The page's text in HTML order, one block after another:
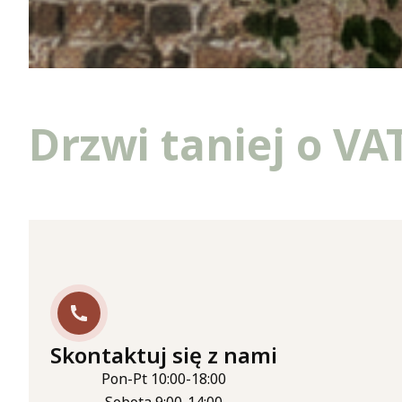
Drzwi taniej o
Skontaktuj się z nami
Pon-Pt 10:00-18:00